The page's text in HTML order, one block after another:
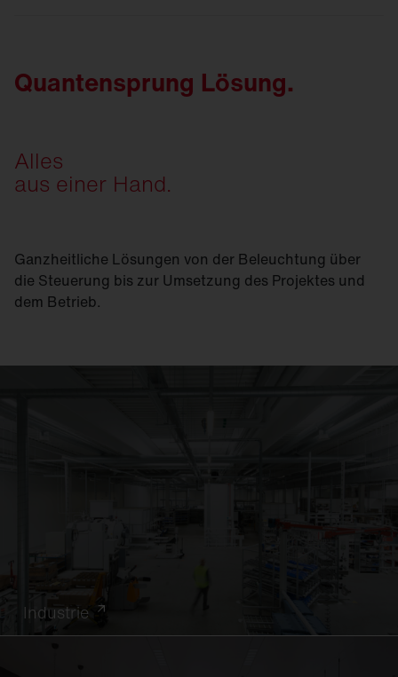
Quantensprung Lösung.
Alles
aus einer Hand.
Ganzheitliche Lösungen von der Beleuchtung über
die Steuerung bis zur Umsetzung des Projektes und
dem Betrieb.
Industrie